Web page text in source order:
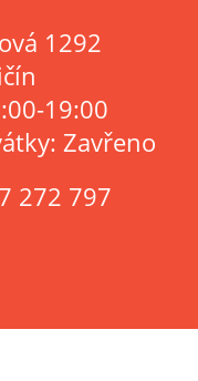
1292
19:00
Zavřeno
272 797